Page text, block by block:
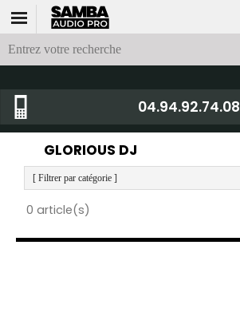
04.94.92.74.08
GLORIOUS DJ
[ Filtrer par catégorie ]
0 article(s)